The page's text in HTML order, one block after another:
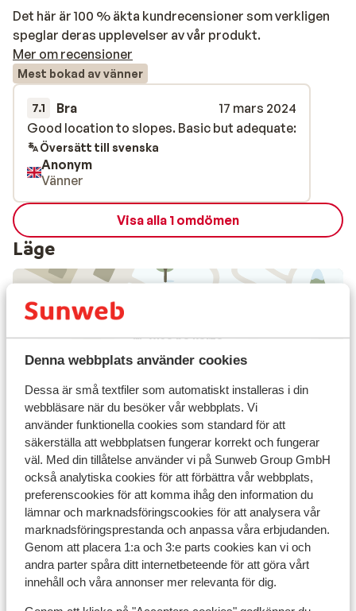
Denna webbplats använder cookies
Dessa är små textfiler som automatiskt installeras i din
webbläsare när du besöker vår webbplats. Vi
använder funktionella cookies som standard för att
säkerställa att webbplatsen fungerar korrekt och fungerar
väl. Med din tillåtelse använder vi på Sunweb Group GmbH
också analytiska cookies för att förbättra vår webbplats,
preferenscookies för att komma ihåg den information du
lämnar och marknadsföringscookies för att analysera vår
marknadsföringsprestanda och anpassa våra erbjudanden.
Genom att placera 1:a och 3:e parts cookies kan vi och
andra parter spåra ditt internetbeteende för att göra vårt
innehåll och våra annonser mer relevanta för dig.
Det här är 100 % äkta kundrecensioner som verkligen
speglar deras upplevelser av vår produkt.
Mer om recensioner
Mest bokad av vänner
7.1 Bra
17 mars 2024
Good location to slopes. Basic but adequate:
Good location to slopes. Basic but adequate:
Översätt till svenska
Anonym
Vänner
Visa alla 1 omdömen
Läge
Visa på karta
I området
I centrum
Avstånd till flygplats ca 200 km
Avstånd till skidlift ca 100 m
Närmaste butiker ca 200 m
Närmaste kiosk ca 200 m
Närmaste restaurang ca 200 m
Liftkort/Utrustning/Skidskola